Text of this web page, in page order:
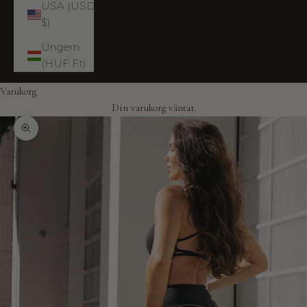
USA (USD
$)
Ungern
(HUF Ft)
Varukorg
Din varukorg väntar.
Zooma